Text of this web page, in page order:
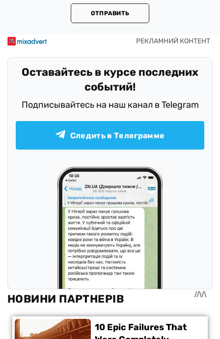
ОТПРАВИТЬ
Оставайтесь в курсе последних
событий!
Подписывайтесь на наш канал в Telegram
Следить в Телеграмме